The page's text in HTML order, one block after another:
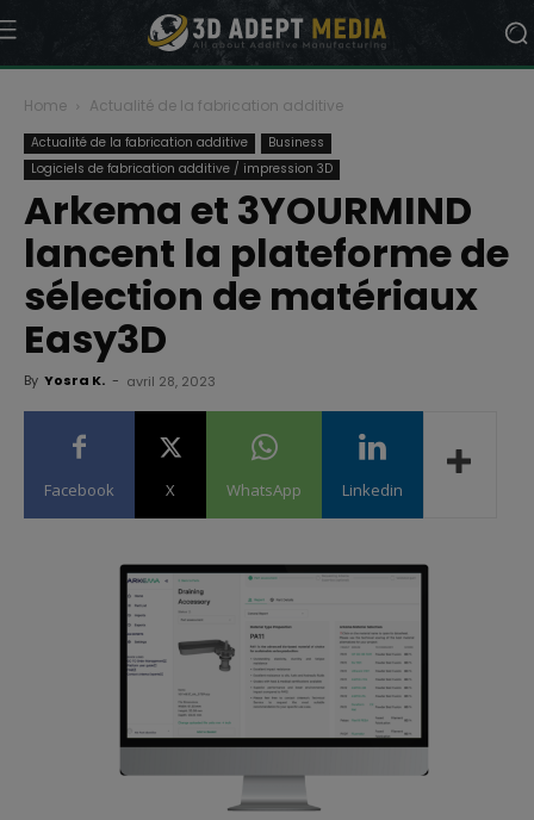
Home Actualité de la fabrication additive
Actualité de la fabrication additive
Business
Logiciels de fabrication additive / impression 3D
Arkema et 3YOURMIND
lancent la plateforme de
sélection de matériaux
Easy3D
By Yosra K. - avril 28, 2023
Facebook X WhatsApp Linkedin